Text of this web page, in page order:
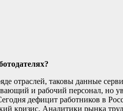
отраслей, таковы данные
и рабочий персонал, но
дефицит работников в
кризис. Аналитики рынка